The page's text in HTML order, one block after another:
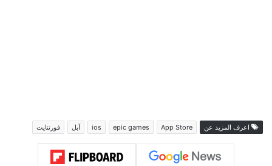
اعرف المزيد عن App Store
epic games
ios آبل فورتنايت